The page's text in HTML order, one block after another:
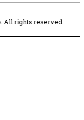
All rights reserved.